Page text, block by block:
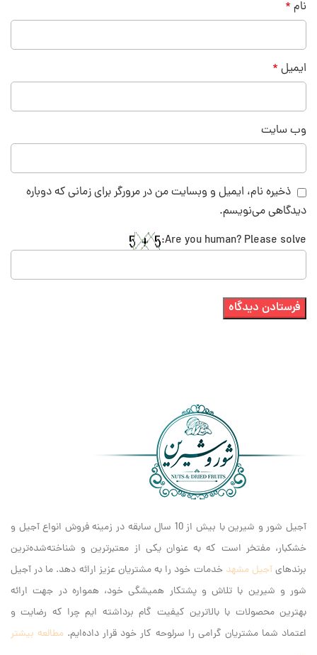
نام *
ایمیل *
وب‌ سایت
ذخیره نام، ایمیل و وبسایت من در مرورگر برای زمانی که دوباره
دیدگاهی می‌نویسم.
Are you human? Please solve:
آجیل شور و شیرین با بیش از 10 سال سابقه در زمینه فروش انواع آجیل و
خشکبار، مفتخر است که به عنوان یکی از معتبرترین و شناخته‌شده‌ترین
برندهایآجیل مشهد خدمات خود را به مشتریان عزیز ارائه دهد. ما در آجیل
شور و شیرین با تلاش و پشتکار همیشگی خود، همواره در جهت ارائه
بهترین محصولات با بالاترین کیفیت گام برداشته ایم‌ چرا که رضایت و
اعتماد شما مشتریان گرامی را سرلوحه کار خود قرار داده‌ایم. مطالعه بیشتر